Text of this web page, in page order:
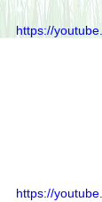
https://
https://